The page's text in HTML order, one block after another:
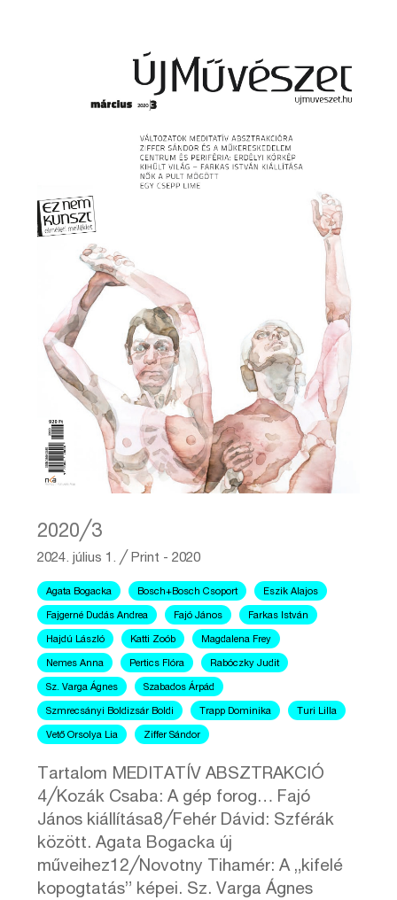
2020╱3
2024. július 1. ╱Print - 2020
Agata Bogacka Bosch+Bosch Csoport Eszik Alajos
Fajgerné Dudás Andrea Fajó János Farkas István
Hajdú László Katti Zoób Magdalena Frey
Nemes Anna Pertics Flóra Rabóczky Judit
Sz. Varga Ágnes Szabados Árpád
Szmrecsányi Boldizsár Boldi Trapp Dominika Turi Lilla
Vető Orsolya Lia Ziffer Sándor
Tartalom MEDITATÍV ABSZTRAKCIÓ
4╱Kozák Csaba: A gép forog… Fajó
János kiállítása8╱Fehér Dávid: Szférák
között. Agata Bogacka új
műveihez12╱Novotny Tihamér: A „kifelé
kopogtatás” képei. Sz. Varga Ágnes